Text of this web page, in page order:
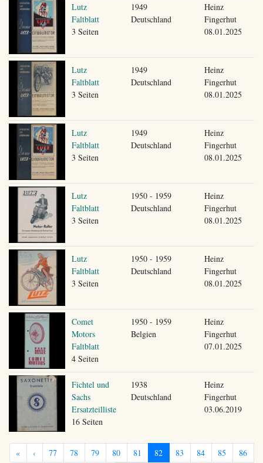
Lutz
Faltblatt
3 Seiten
1949
Deutschland
Heinz
Fingerhut
08.01.2025
Lutz
Faltblatt
3 Seiten
1949
Deutschland
Heinz
Fingerhut
08.01.2025
Lutz
Faltblatt
3 Seiten
1949
Deutschland
Heinz
Fingerhut
08.01.2025
Lutz
Faltblatt
3 Seiten
1950 - 1959
Deutschland
Heinz
Fingerhut
08.01.2025
Lutz
Faltblatt
3 Seiten
1950 - 1959
Deutschland
Heinz
Fingerhut
08.01.2025
Comet
Motors
Faltblatt
4 Seiten
1950 - 1959
Belgien
Heinz
Fingerhut
07.01.2025
Fichtel und
Sachs
Ersatzteilliste
16 Seiten
1938
Deutschland
Heinz
Fingerhut
03.06.2019
« ‹ 77 78 79 80 81 82 83 84 85 86